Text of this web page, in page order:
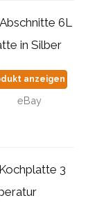
6L
in Silber
anzeigen
eBay
3